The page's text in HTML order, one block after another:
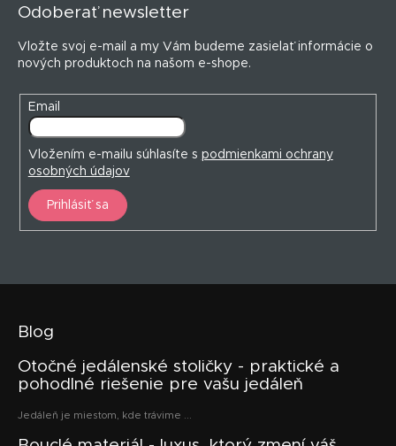
Odoberať newsletter
Vložte svoj e-mail a my Vám budeme zasielať informácie o
nových produktoch na našom e-shope.
Email
Vložením e-mailu súhlasíte s podmienkami ochrany
osobných údajov
Prihlásiť sa
Blog
Otočné jedálenské stoličky - praktické a
pohodlné riešenie pre vašu jedáleň
Jedáleň je miestom, kde trávime ...